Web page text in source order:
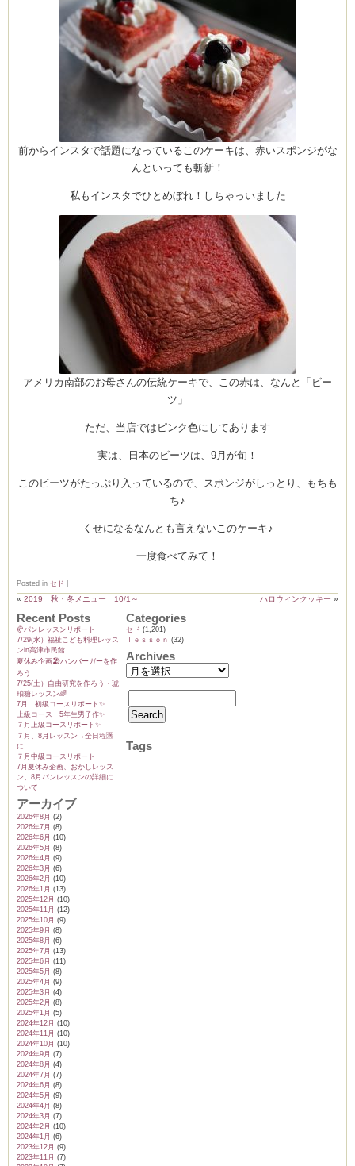
by CEDO)
前からインスタで話題になっているこのケーキは、赤いスポンジがな
んといっても斬新！
私もインスタでひとめぼれ！しちゃっいました
アメリカ南部のお母さんの伝統ケーキで、この赤は、なんと「ビー
ツ」
ただ、当店ではピンク色にしてあります
実は、日本のビーツは、9月が旬！
このビーツがたっぷり入っているので、スポンジがしっとり、もちも
ち♪
くせになるなんとも言えないこのケーキ♪
一度食べてみて！
Posted in セド
« 2019 秋・冬メニュー 10/1～ ハロウィンクッキー »
Recent Posts
🥐パンレッスンリポート
7/29(水）福祉こども料理レッス
ンin高津市民館
夏休み企画🏖️ハンバーガーを作
ろう
7/25(土）自由研究を作ろう・琥
珀糖レッスン🌈
7月 初級コースリポート✨️
上級コース 5年生男子作✨️
７月上級コースリポート✨️
７月、8月レッスン→全日程🈵
に
７月中級コースリポート
7月夏休み企画、おかしレッス
ン、8月パンレッスンの詳細に
ついて
アーカイブ
2026年8月 (2)
2026年7月 (8)
2026年6月 (10)
2026年5月 (8)
2026年4月 (9)
2026年3月 (6)
2026年2月 (10)
2026年1月 (13)
2025年12月 (10)
2025年11月 (12)
2025年10月 (9)
2025年9月 (8)
2025年8月 (6)
2025年7月 (13)
2025年6月 (11)
2025年5月 (8)
2025年4月 (9)
2025年3月 (4)
2025年2月 (8)
2025年1月 (5)
2024年12月 (10)
2024年11月 (10)
2024年10月 (10)
2024年9月 (7)
2024年8月 (4)
2024年7月 (7)
2024年6月 (8)
2024年5月 (9)
2024年4月 (8)
2024年3月 (7)
2024年2月 (10)
2024年1月 (6)
2023年12月 (9)
2023年11月 (7)
Categories
セド (1,201)
ｌｅｓｓｏｎ (32)
Archives
Tags